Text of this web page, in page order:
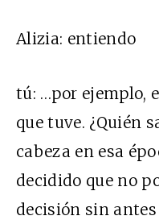
Alizia: entiendo
tú: …por ejemplo,
que tuve. ¿Quién
cabeza en esa
decidido que no
decisión sin